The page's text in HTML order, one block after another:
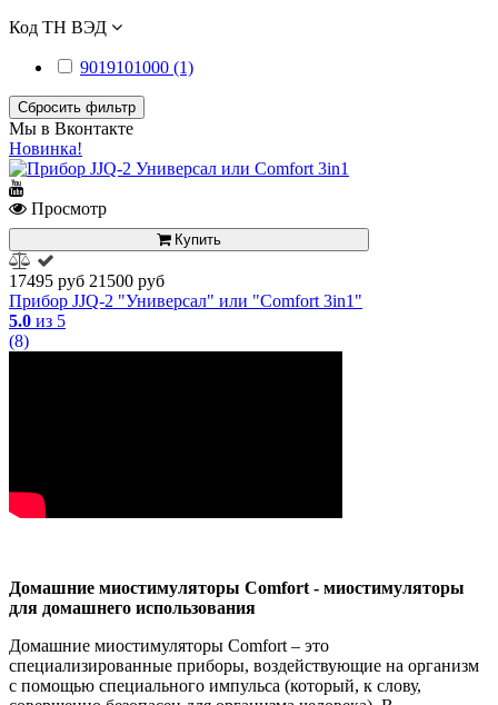
Код ТН ВЭД
9019101000 (1)
Сбросить фильтр
Мы в Вконтакте
Новинка!
Просмотр
Купить
17495 руб 21500 руб
Прибор JJQ-2 "Универсал" или "Comfort 3in1"
5.0 из 5
(8)
Домашние миостимуляторы Comfort - миостимуляторы
для домашнего использования
Домашние миостимуляторы Comfort – это
специализированные приборы, воздействующие на организм
с помощью специального импульса (который, к слову,